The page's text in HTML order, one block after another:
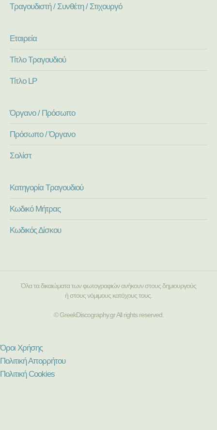
Τραγουδιστή / Συνθέτη / Στιχουργό
Εταιρεία
Τίτλο Τραγουδιού
Τίτλο LP
Όργανο / Πρόσωπο
Πρόσωπο / Όργανο
Σολίστ
Κατηγορία Τραγουδιού
Κωδικό Μήτρας
Κωδικός Δίσκου
Όλα τα δικαιώματα των φωτογραφιών ανήκουν στους δημιουργούς
ή στους νόμιμους κατόχους τους.
© GreekDiscography.gr All rights reserved.
Όροι Χρήσης
Πολιτική Απορρήτου
Πολιτική Cookies